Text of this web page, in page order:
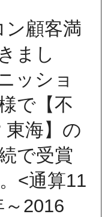
ン顧客満
まし
ッショ
で【不
東海】の
で受賞
<通算11
2016